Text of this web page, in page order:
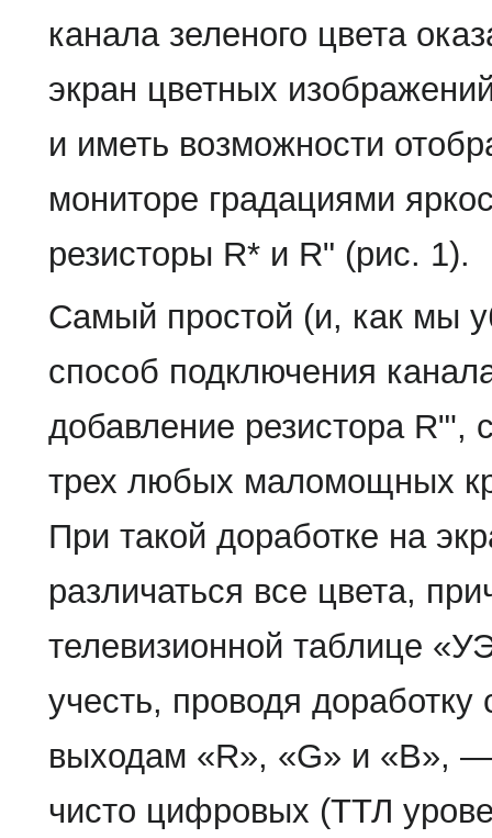
канала зеленого цвета
экран цветных
и иметь возможности
мониторе градациями
резисторы R* и R" (рис. 1).
Самый простой (и, как мы
способ подключения
добавление резистора
трех любых маломощных
При такой доработке на
различаться все цвета,
телевизионной таблице
учесть, проводя
выходам «R», «G» и «В»,
чисто цифровых (ТТЛ